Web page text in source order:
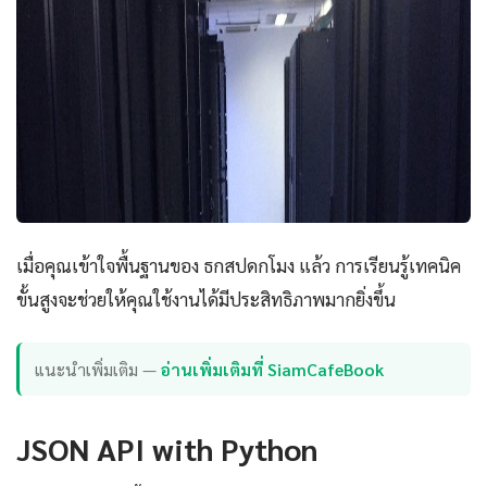
เมื่อคุณเข้าใจพื้นฐานของ ธกสปดกโมง แล้ว การเรียนรู้เทคนิค
ขั้นสูงจะช่วยให้คุณใช้งานได้มีประสิทธิภาพมากยิ่งขึ้น
แนะนำเพิ่มเติม —อ่านเพิ่มเติมที่ SiamCafeBook
JSON API with Python